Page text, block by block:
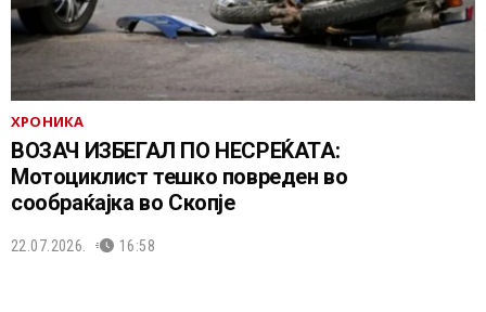
ХРОНИКА
ВОЗАЧ ИЗБЕГАЛ ПО НЕСРЕЌАТА:
Мотоциклист тешко повреден во
сообраќајка во Скопје
22.07.2026. 16:58